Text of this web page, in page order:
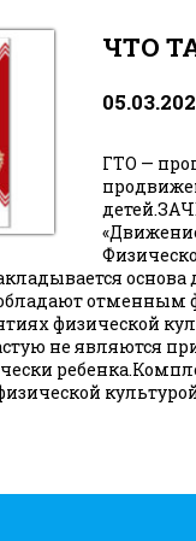
ЧТО
ГТО —
основа
отменным
физической
не являются